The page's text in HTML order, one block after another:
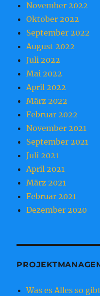
November 2022
Oktober 2022
September 2022
August 2022
Juli 2022
Mai 2022
April 2022
März 2022
Februar 2022
November 2021
September 2021
Juli 2021
April 2021
März 2021
Februar 2021
Dezember 2020
Was es Alles so